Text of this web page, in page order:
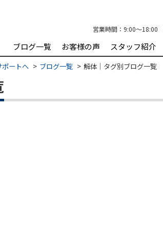
営業時間： 9:00～18:00
ブログ一覧 お客様の声 スタッフ紹介
ートへ ブログ一覧 解体｜タグ別ブログ一覧